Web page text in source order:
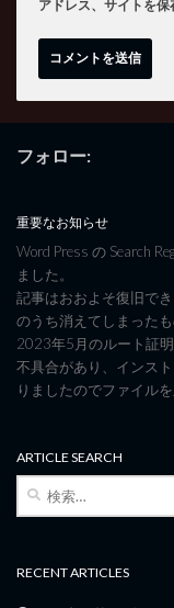
アドレス、サイトを保
フォロー:
重要なお知らせ
Word Press の Search
ました。
記事はおおよそ復旧でき
のうち消えてしまった
2023年5月のルート証
不具合があり、インス
りましたのでファイル
ARTICLE SEARCH
RECENT ARTICLES